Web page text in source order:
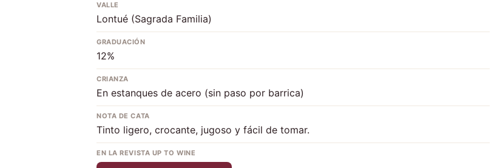
VALLE
Lontué (Sagrada Familia)
GRADUACIÓN
12%
CRIANZA
En estanques de acero (sin paso por barrica)
NOTA DE CATA
Tinto ligero, crocante, jugoso y fácil de tomar.
EN LA REVISTA UP TO WINE